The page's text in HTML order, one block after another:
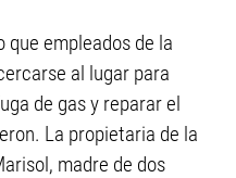
que empleados de la
al lugar para
de gas y reparar el
La propietaria de la
madre de dos